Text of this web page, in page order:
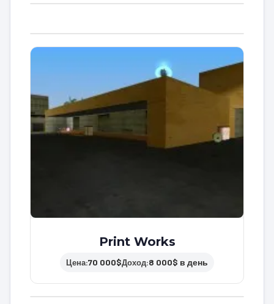
Print Works
Цена:70 000$Доход:8 000$ в день